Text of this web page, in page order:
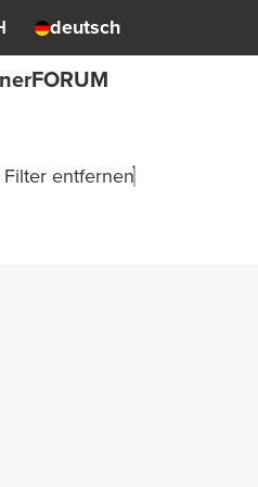
deutsch
entfernen